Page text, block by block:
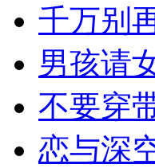
千万别
男孩请
不要穿
恋与深